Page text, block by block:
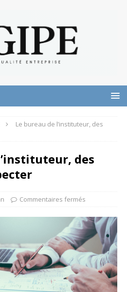
Le bureau de l’instituteur, des
des
Commentaires fermés